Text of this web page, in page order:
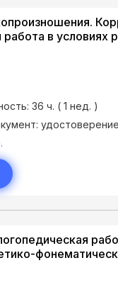
в условиях
36 ч. ( 1 нед. )
удостоверение